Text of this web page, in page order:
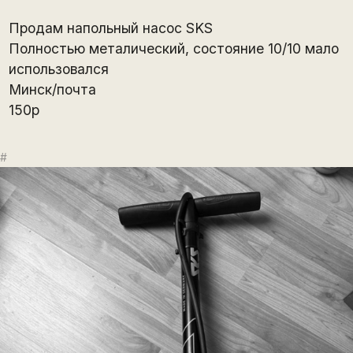
Продам напольный насос SKS
Полностью металический, состояние 10/10 мало
использовался
Минск/почта
150р
#